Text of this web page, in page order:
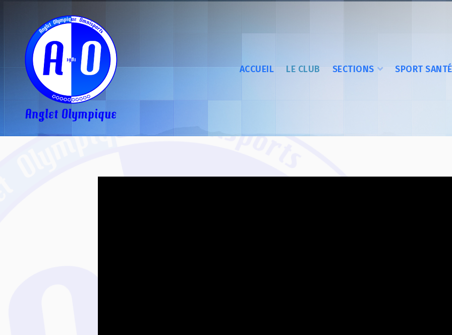
ACCUEIL LE CLUB SECTIONS SPORT SANTÉ